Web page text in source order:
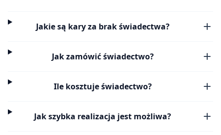
Jakie są kary za brak świadectwa?
Jak zamówić świadectwo?
Ile kosztuje świadectwo?
Jak szybka realizacja jest możliwa?